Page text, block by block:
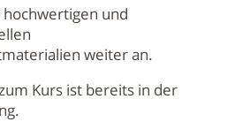
und
weiter an.
Kurs ist bereits in der